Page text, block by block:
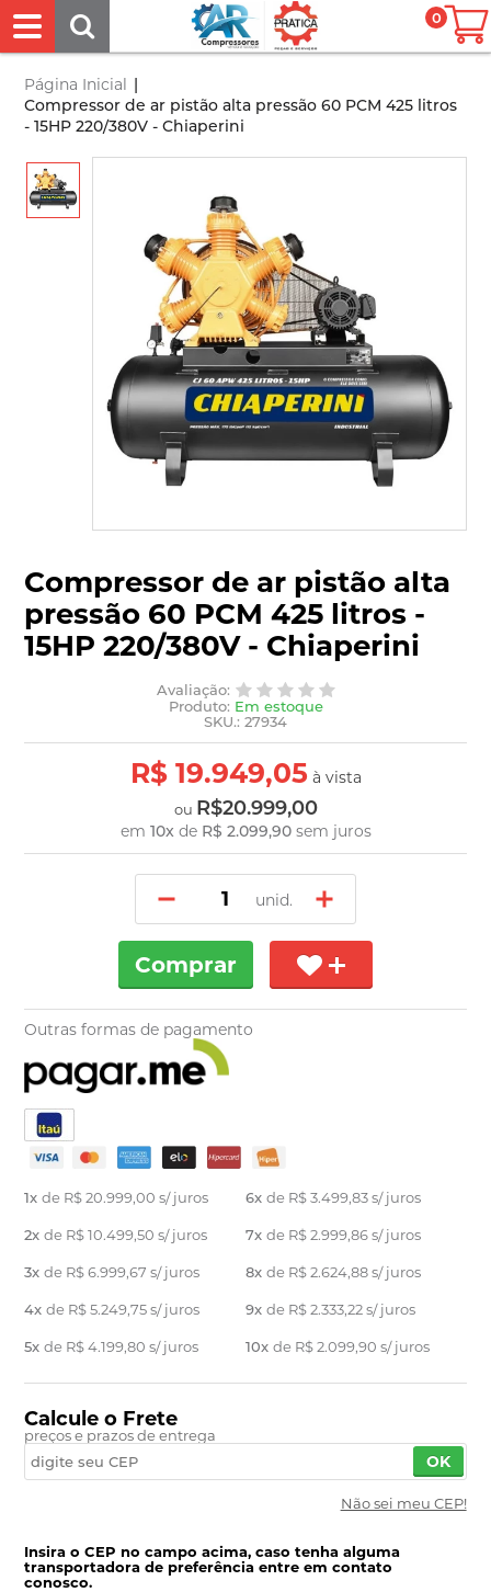
0
Página Inicial |
Compressor de ar pistão alta pressão 60 PCM 425 litros
- 15HP 220/380V - Chiaperini
Compressor de ar pistão alta
pressão 60 PCM 425 litros -
15HP 220/380V - Chiaperini
Avaliação:
Produto: Em estoque
SKU.: 27934
ou R$20.999,00
em 10xde R$ 2.099,90sem juros
R$ 19.949,05 à vista
unid.
Comprar
Outras formas de pagamento
1xde R$ 20.999,00s/ juros
2xde R$ 10.499,50s/ juros
3xde R$ 6.999,67s/ juros
4xde R$ 5.249,75s/ juros
5xde R$ 4.199,80s/ juros
6x de R$ 3.499,83s/ juros
7x de R$ 2.999,86s/ juros
8x de R$ 2.624,88s/ juros
9x de R$ 2.333,22s/ juros
10x de R$ 2.099,90 s/ juros
Calcule o Frete
preços e prazos de entrega
OK
Não sei meu CEP!
Insira o CEP no campo acima, caso tenha alguma
transportadora de preferência entre em contato
conosco.